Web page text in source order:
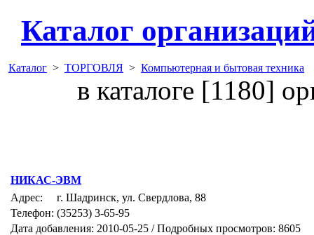
Каталог
Каталог > ТОРГОВЛЯ > Компьютерная и бытовая техника
в каталоге [1180]
НИКАС-ЭВМ
Адрес:
г. Шадринск, ул. Свердлова, 88
Телефон: (35253) 3-65-95
Дата добавления: 2010-05-25 / Подробных просмотров: 8605